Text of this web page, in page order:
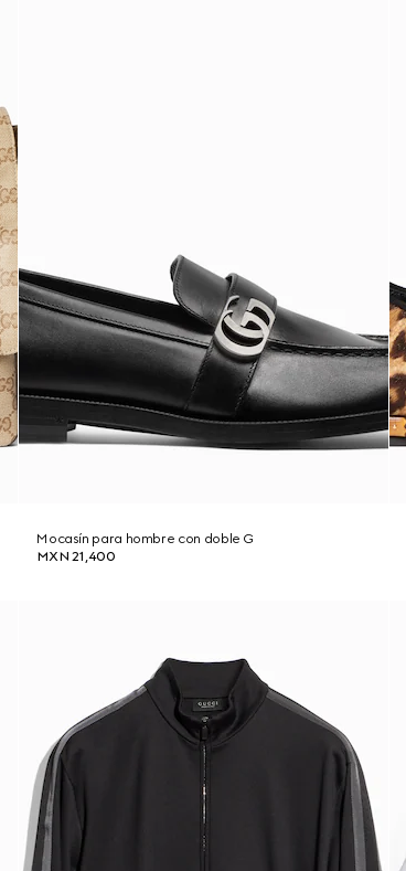
Mocasín para hombre con doble G
MXN 21,400